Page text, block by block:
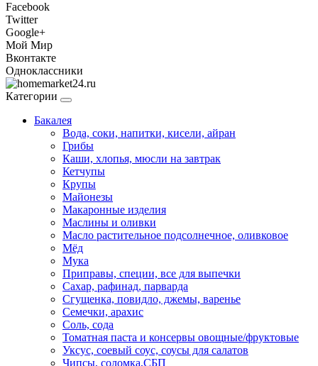
Facebook
Twitter
Google+
Мой Мир
Вконтакте
Одноклассники
Категории
Бакалея
Вода, соки, напитки, кисели, айран
Грибы
Каши, хлопья, мюсли на завтрак
Кетчупы
Крупы
Майонезы
Макаронные изделия
Маслины и оливки
Масло растительное подсолнечное, оливковое
Мёд
Мука
Приправы, специи, все для выпечки
Сахар, рафинад, парварда
Сгущенка, повидло, джемы, варенье
Семечки, арахис
Соль, сода
Томатная паста и консервы овощные/фруктовые
Уксус, соевый соус, соусы для салатов
Чипсы, соломка,СБП